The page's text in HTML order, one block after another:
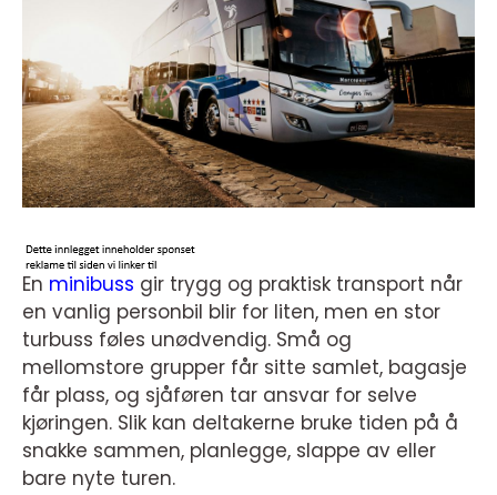
En minibuss gir trygg og praktisk transport når
en vanlig personbil blir for liten, men en stor
turbuss føles unødvendig. Små og
mellomstore grupper får sitte samlet, bagasje
får plass, og sjåføren tar ansvar for selve
kjøringen. Slik kan deltakerne bruke tiden på å
snakke sammen, planlegge, slappe av eller
bare nyte turen.